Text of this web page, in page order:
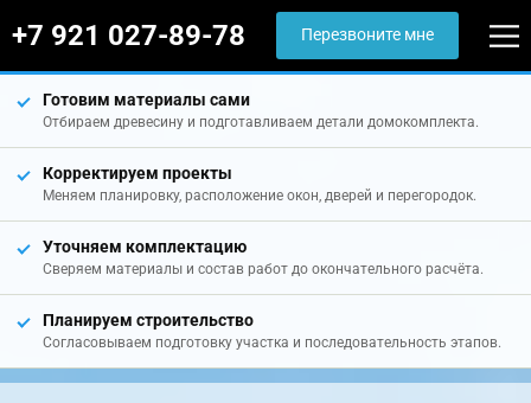
+7 921 027-89-78 Перезвоните мне
Готовим материалы сами
Отбираем древесину и подготавливаем детали домокомплекта.
Корректируем проекты
Меняем планировку, расположение окон, дверей и перегородок.
Уточняем комплектацию
Сверяем материалы и состав работ до окончательного расчёта.
Планируем строительство
Согласовываем подготовку участка и последовательность этапов.